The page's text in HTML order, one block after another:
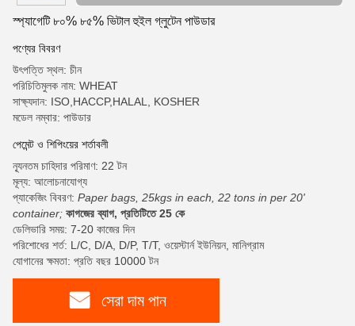
স্প্যাগেটি ৮০% ৮৫% ভিটাল হুইল গ্লুটেন পাউডার
পণ্যের বিবরণ
উৎপত্তি স্থল: চীন
পরিচিতিমুলক নাম: WHEAT
সাক্ষ্যদান: ISO,HACCP,HALAL, KOSHER
মডেল নম্বার: পাউডার
পেমেন্ট ও শিপিংয়ের শর্তাবলী
ন্যূনতম চাহিদার পরিমাণ: 22 টন
মূল্য: আলোচনাযোগ্য
প্যাকেজিং বিবরণ: Paper bags, 25kgs in each, 22 tons in per 20'
container; কাগজের ব্যাগ, প্রতিটিতে 25 কে
ডেলিভারি সময়: 7-20 কাজের দিন
পরিশোধের শর্ত: L/C, D/A, D/P, T/T, ওয়েস্টার্ন ইউনিয়ন, মানিগ্রাম
যোগানের ক্ষমতা: প্রতি বছর 10000 টন
সেরা দাম পান